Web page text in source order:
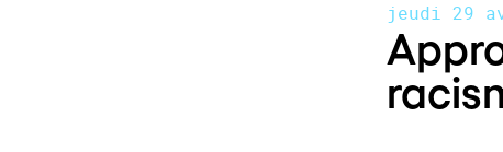
jeudi 29